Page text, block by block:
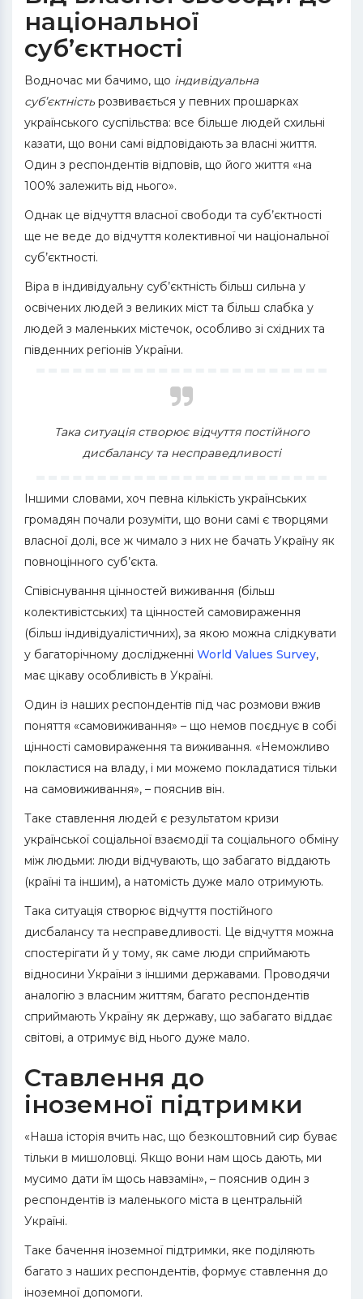
національної
суб’єктності
Водночас ми бачимо, що індивідуальна
суб’єктність розвивається у певних прошарках
українського суспільства: все більше людей схильні
казати, що вони самі відповідають за власні життя.
Один з респондентів відповів, що його життя «на
100% залежить від нього».
Однак це відчуття власної свободи та суб’єктності
ще не веде до відчуття колективної чи національної
суб’єктності.
Віра в індивідуальну суб’єктність більш сильна у
освічених людей з великих міст та більш слабка у
людей з маленьких містечок, особливо зі східних та
південних регіонів України.
Така ситуація створює відчуття постійного
дисбалансу та несправедливості
Іншими словами, хоч певна кількість українських
громадян почали розуміти, що вони самі є творцями
власної долі, все ж чимало з них не бачать Україну як
повноцінного суб’єкта.
Співіснування цінностей виживання (більш
колективістських) та цінностей самовираження
(більш індивідуалістичних), за якою можна слідкувати
у багаторічному дослідженні World Values Survey,
має цікаву особливість в Україні.
Один із наших респондентів під час розмови вжив
поняття «самовиживання» – що немов поєднує в собі
цінності самовираження та виживання. «Неможливо
покластися на владу, і ми можемо покладатися тільки
на самовиживання», – пояснив він.
Таке ставлення людей є результатом кризи
української соціальної взаємодії та соціального обміну
між людьми: люди відчувають, що забагато віддають
(країні та іншим), а натомість дуже мало отримують.
Така ситуація створює відчуття постійного
дисбалансу та несправедливості. Це відчуття можна
спостерігати й у тому, як саме люди сприймають
відносини України з іншими державами. Проводячи
аналогію з власним життям, багато респондентів
сприймають Україну як державу, що забагато віддає
світові, а отримує від нього дуже мало.
Ставлення до
іноземної підтримки
«Наша історія вчить нас, що безкоштовний сир буває
тільки в мишоловці. Якщо вони нам щось дають, ми
мусимо дати їм щось навзамін», – пояснив один з
респондентів із маленького міста в центральній
Україні.
Таке бачення іноземної підтримки, яке поділяють
багато з наших респондентів, формує ставлення до
іноземної допомоги.